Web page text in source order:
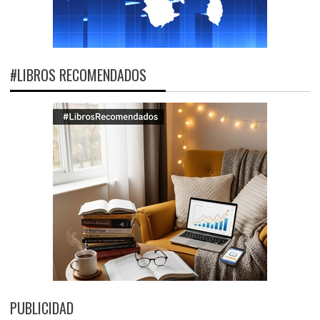
#LIBROS RECOMENDADOS
PUBLICIDAD